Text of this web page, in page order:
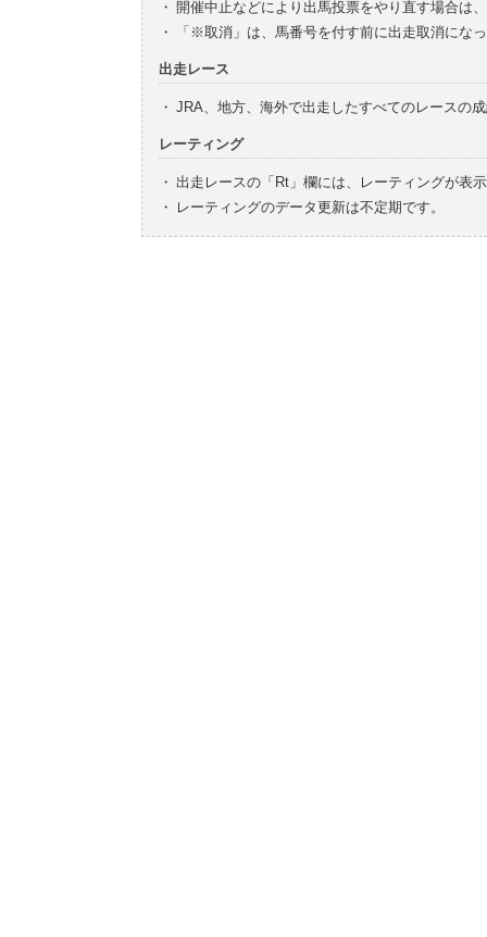
・ 開催中止などにより出馬投票をやり直す場合は
・
「※取消」は、馬番号を付す前に出走取消にな
出走レース
・ JRA、地方、海外で出走したすべてのレースの
レーティング
・ 出走レースの「Rt」欄には、レーティングが表
・
レーティングのデータ更新は不定期です。